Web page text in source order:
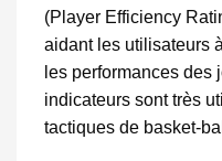
(Player Efficiency
aidant les utilisateurs
les performances des
indicateurs sont très
tactiques de basket-